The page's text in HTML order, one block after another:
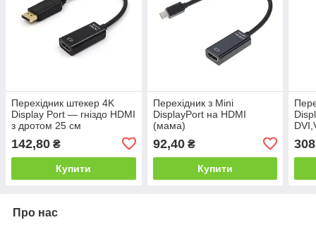
Перехідник штекер 4K
Display Port — гніздо HDMI
з дротом 25 см
142,80 ₴
Купити
Перехідник з Mini
DisplayPort на HDMI
(мама)
92,40₴
Купити
308
Про нас